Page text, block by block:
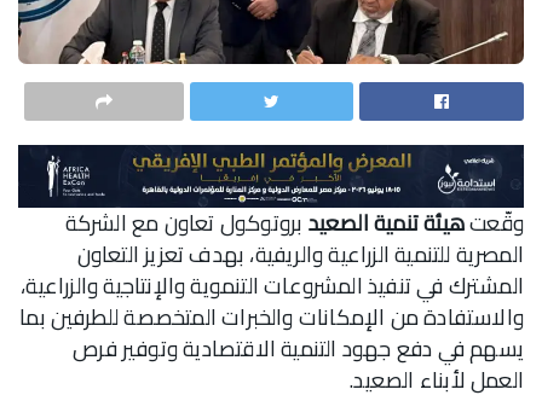
وقّعتهيئة تنمية الصعيدبروتوكول تعاون مع الشركة
المصرية للتنمية الزراعية والريفية، بهدف تعزيز التعاون
المشترك في تنفيذ المشروعات التنموية والإنتاجية والزراعية،
والاستفادة من الإمكانات والخبرات المتخصصة للطرفين بما
يسهم في دفع جهود التنمية الاقتصادية وتوفير فرص
العمل لأبناء الصعيد.